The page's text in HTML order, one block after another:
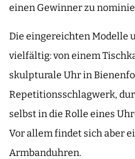
einen Gewinner zu
Die eingereichten Modelle
vielfältig: von einem
skulpturale Uhr in
Repetitionsschlagwerk,
selbst in die Rolle eines
Vor allem findet sich aber
Armbanduhren.